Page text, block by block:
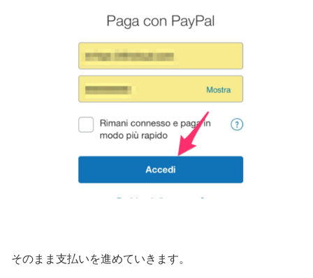
そのまま支払いを進めていきます。